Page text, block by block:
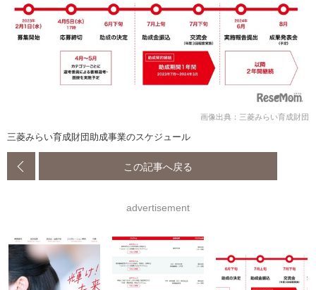
画像出典：三菱みらい育成財団
三菱みらい育成財団助成事業のスケジュール
この記事へ戻る
advertisement